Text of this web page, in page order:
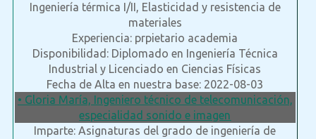
Ingeniería térmica I/II, Elasticidad y resistencia de
materiales
Experiencia: prpietario academia
Disponibilidad: Diplomado en Ingeniería Técnica
Industrial y Licenciado en Ciencias Físicas
Fecha de Alta en nuestra base: 2022-08-03
• Gloria María, Ingeniero técnico de telecomunicación,
especialidad sonido e imagen
Imparte: Asignaturas del grado de ingeniería de